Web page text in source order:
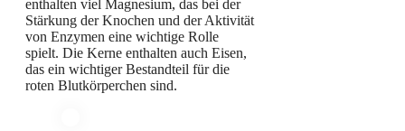
enthalten viel Magnesium, das bei der
Stärkung der Knochen und der Aktivität
von Enzymen eine wichtige Rolle
spielt. Die Kerne enthalten auch Eisen,
das ein wichtiger Bestandteil für die
roten Blutkörperchen sind.